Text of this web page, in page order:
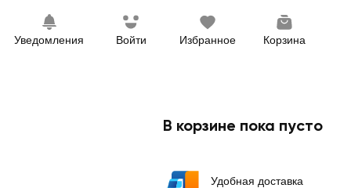
Уведомления Войти Избранное Корзина
В корзине пока пусто
Удобная доставка